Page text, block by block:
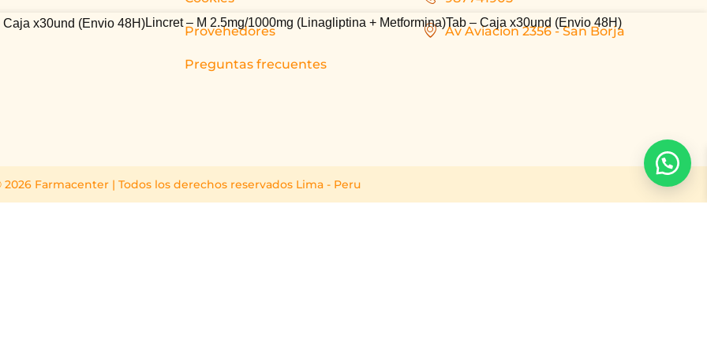
Provehedores
Preguntas frecuentes
Av Aviacion 2356 - San Borja
2026 Farmacenter | Todos los derechos reservados Lima - Peru
Lincret – M 2.5mg/1000mg (Linagliptina + Metformina)Tab – Caja x30und (Envio 48H)